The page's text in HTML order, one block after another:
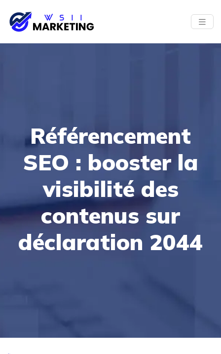
Référencement
SEO : booster la
visibilité des
contenus sur
déclaration 2044